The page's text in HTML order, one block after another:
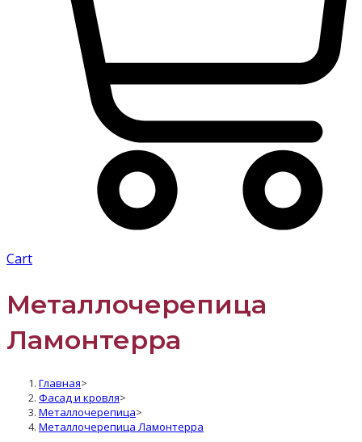
Cart
Металлочерепица
Ламонтерра
Главная>
Фасад и кровля>
Металлочерепица>
Металлочерепица Ламонтерра